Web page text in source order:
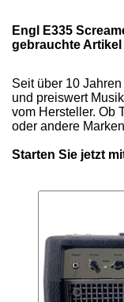
Engl E335
gebrauchte Artikel
Seit über 10
und preiswert
vom Hersteller. Ob
oder andere
Starten Sie jetzt